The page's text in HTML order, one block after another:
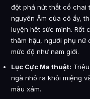
đột phá nút thắt cổ chai
nguyên Âm của cô ấy,
luyện hết sức mình. Rốt
thâm hậu, người phụ nữ
mức độ như nam giới.
Lục Cực Ma thuật:
ngà nhô ra khỏi miệng
màu xám.